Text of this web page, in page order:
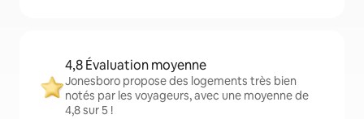
4,8 Évaluation moyenne
Jonesboro propose des logements très bien
notés par les voyageurs, avec une moyenne de
4,8 sur 5 !